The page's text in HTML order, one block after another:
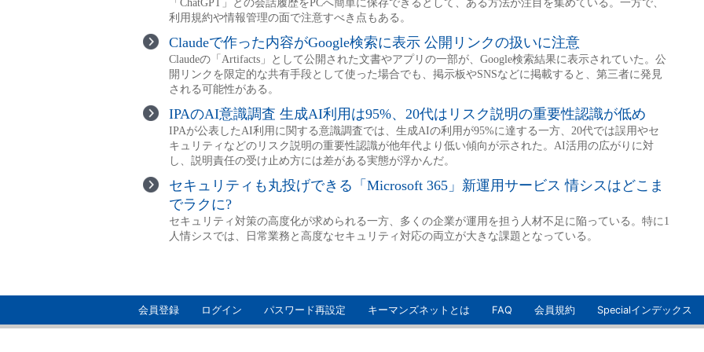
会員登録 ログイン パスワード再設定 キーマンズネットとは FAQ 会員規約 Specialインデックス